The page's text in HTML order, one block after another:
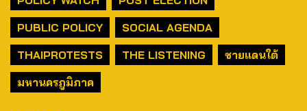
PUBLIC POLICY
SOCIAL AGENDA
THAIPROTESTS
THE LISTENING
ชายแดนใต้
มหานครภูมิภาค